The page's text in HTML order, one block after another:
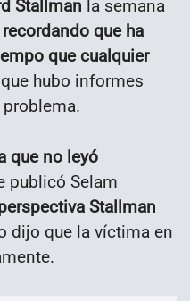
Stallman la semana
que ha
que cualquier
hubo informes
que no leyó
publicó Selam
Stallman
dijo que la víctima en